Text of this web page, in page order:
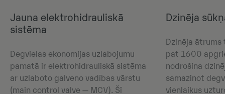
Jauna elektrohidrauliskā
sistēma
Degvielas ekonomijas uzlabojumu
pamatā ir elektrohidrauliskā sistēma
ar uzlaboto galveno vadības vārstu
(main control valve — MCV). Šī
Dzinēja
Dzinēja
pat 1600
nodrošina
samazinot
vienlaikus